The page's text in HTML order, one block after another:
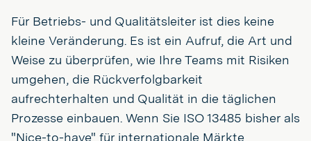
Für Betriebs- und Qualitätsleiter ist dies keine
kleine Veränderung. Es ist ein Aufruf, die Art und
Weise zu überprüfen, wie Ihre Teams mit Risiken
umgehen, die Rückverfolgbarkeit
aufrechterhalten und Qualität in die täglichen
Prozesse einbauen. Wenn Sie ISO 13485 bisher als
"Nice-to-have" für internationale Märkte